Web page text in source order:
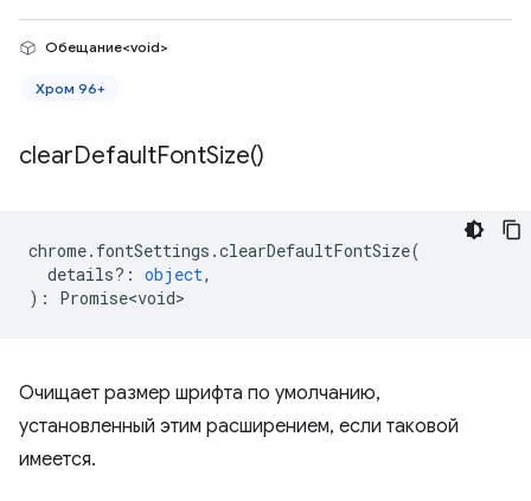
Обещание<void>
Хром 96+
clearDefaultFontSize()
chrome. fontSettings .clearDefaultFontSize(
details? : object,
) : Promise<void>
Очищает размер шрифта по умолчанию,
установленный этим расширением, если таковой
имеется.